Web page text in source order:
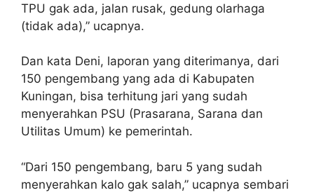
TPU gak ada, jalan rusak, gedung olarhaga
(tidak ada),” ucapnya.
Dan kata Deni, laporan yang diterimanya, dari
150 pengembang yang ada di Kabupaten
Kuningan, bisa terhitung jari yang sudah
menyerahkan PSU (Prasarana, Sarana dan
Utilitas Umum) ke pemerintah.
“Dari 150 pengembang, baru 5 yang sudah
menyerahkan kalo gak salah,” ucapnya sembari